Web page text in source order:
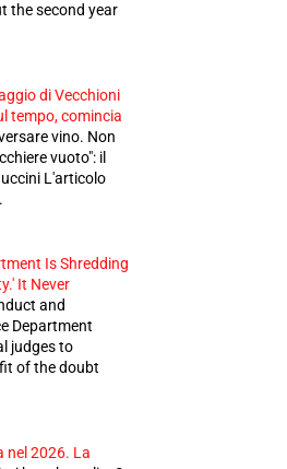
the second year
di Vecchioni
tempo, comincia
vino. Non
vuoto": il
L'articolo
Is Shredding
It Never
and
Department
judges to
of the doubt
nel 2026. La